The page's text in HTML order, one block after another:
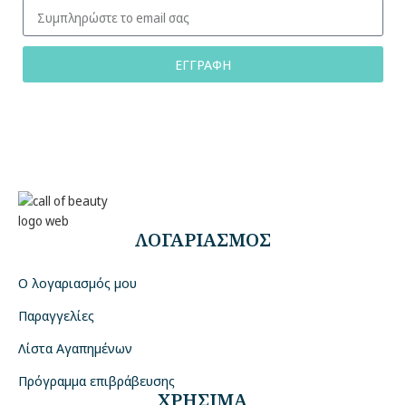
ΕΓΓΡΑΦΗ
ΛΟΓΑΡΙΑΣΜΟΣ
Ο λογαριασμός μου
Παραγγελίες
Λίστα Αγαπημένων
Πρόγραμμα επιβράβευσης
ΧΡΗΣΙΜΑ